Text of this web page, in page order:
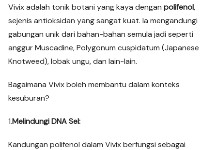
Vivix adalah tonik botani yang kaya denganpolifenol,
sejenis antioksidan yang sangat kuat. Ia mengandungi
gabungan unik dari bahan-bahan semula jadi seperti
anggur Muscadine, Polygonum cuspidatum (Japanese
Knotweed), lobak ungu, dan lain-lain.
Bagaimana Vivix boleh membantu dalam konteks
kesuburan?
1.Melindungi DNA Sel:
Kandungan polifenol dalam Vivix berfungsi sebagai